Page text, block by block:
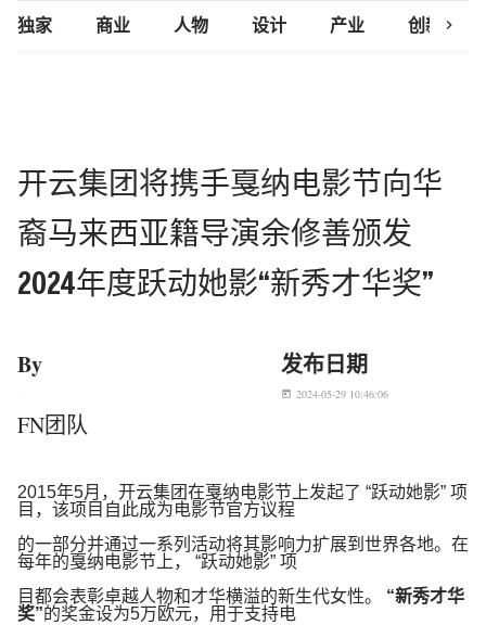
独家 商业 人物 设计 产业 创新研究
chevron_right
开云集团将携手戛纳电影节向华
裔马来西亚籍导演余修善颁发
2024年度跃动她影“新秀才华奖”
By
FN团队
发布日期
today 2024-05-29 10:46:06
2015年5月，开云集团在戛纳电影节上发起了 “跃动她影” 项
目，该项目自此成为电影节官方议程
的一部分并通过一系列活动将其影响力扩展到世界各地。在
每年的戛纳电影节上，
“跃动她影” 项
目都会表彰卓越人物和才华横溢的新生代女性。
“新秀才华
奖”的奖金设为5万欧元，用于支持电